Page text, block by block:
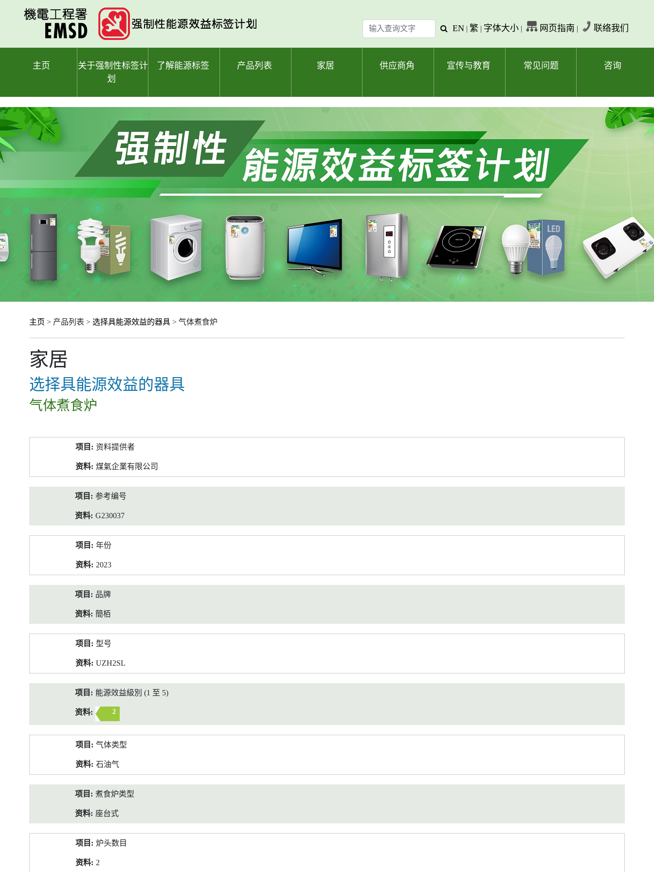
输
入
查
查
字
EN | 繁 | 字体大小 | 网页指南 | 联络我们
主页
关于强制性标签计
划
了解能源标签 产品列表 家居 供应商角 宣传与教育 常见问题 咨询
主页 > 产品列表 > 选择具能源效益的器具 > 气体煮食炉
家居
选择具能源效益的器具
气体煮食炉
料
资料提供者
煤氣企業有限公司
参考编号
G230037
年份
2023
品牌
簡栢
型号
UZH2SL
能源效益級別 (1 至 5)
2
气体类型
石油气
煮食炉类型
座台式
炉头数目
2